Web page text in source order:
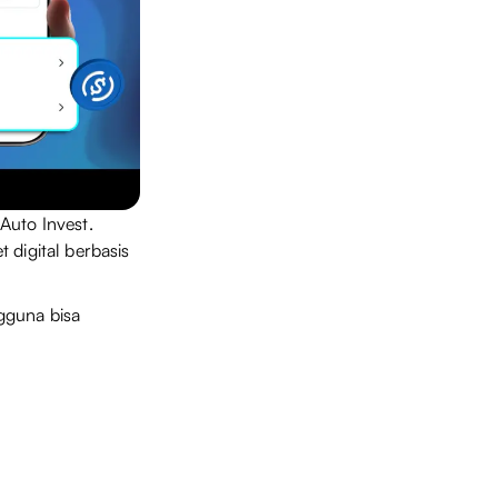
Invest.
digital berbasis
bisa